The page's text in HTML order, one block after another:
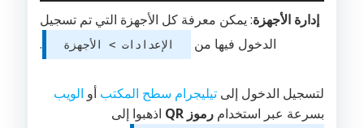
إدارة الأجهزة: يمكن معرفة كل الأجهزة التي تم تسجيل
الدخول فيها من
الإعدادات > الأجهزة .
لتسجيل الدخول إلى تيليجرام سطح المكتب أو الويب
بسرعة عبر استخدام رموز QR اذهبوا إلى